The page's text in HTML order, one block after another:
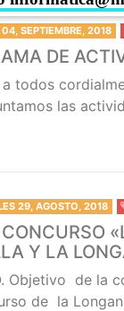
04, SEPTIEMBRE, 2018
DE
a todos
las
29, AGOSTO, 2018
Y LA
Objetivo de la
de la